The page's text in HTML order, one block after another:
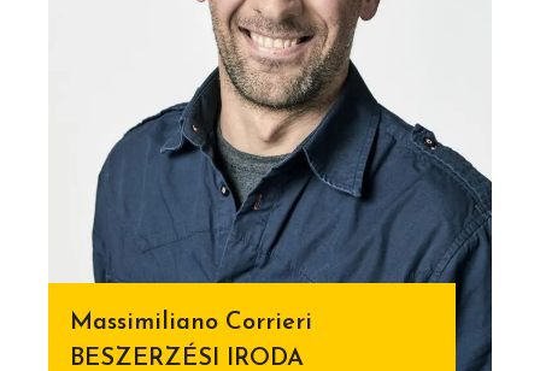
Massimiliano Corrieri
BESZERZÉSI IRODA